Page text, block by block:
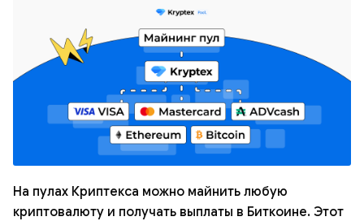
На пулах Криптекса можно майнить любую
криптовалюту и получать выплаты в Биткоине. Этот